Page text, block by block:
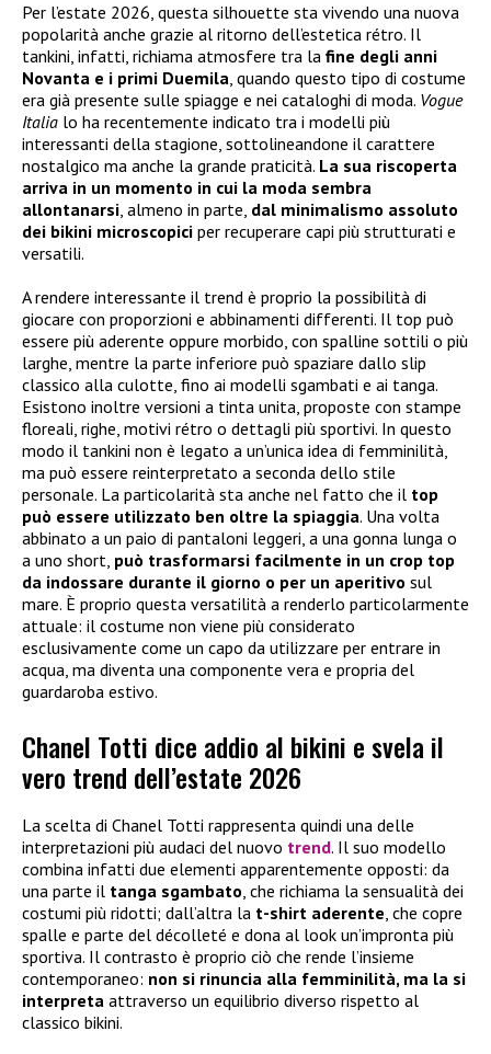
Per l’estate 2026, questa silhouette sta vivendo una nuova
popolarità anche grazie al ritorno dell’estetica rétro. Il
tankini, infatti, richiama atmosfere tra la fine degli anni
Novanta e i primi Duemila, quando questo tipo di costume
era già presente sulle spiagge e nei cataloghi di moda. Vogue
Italia lo ha recentemente indicato tra i modelli più
interessanti della stagione, sottolineandone il carattere
nostalgico ma anche la grande praticità. La sua riscoperta
arriva in un momento in cui la moda sembra
allontanarsi, almeno in parte, dal minimalismo assoluto
dei bikini microscopici per recuperare capi più strutturati e
versatili.
A rendere interessante il trend è proprio la possibilità di
giocare con proporzioni e abbinamenti differenti. Il top può
essere più aderente oppure morbido, con spalline sottili o più
larghe, mentre la parte inferiore può spaziare dallo slip
classico alla culotte, fino ai modelli sgambati e ai tanga.
Esistono inoltre versioni a tinta unita, proposte con stampe
floreali, righe, motivi rétro o dettagli più sportivi. In questo
modo il tankini non è legato a un’unica idea di femminilità,
ma può essere reinterpretato a seconda dello stile
personale. La particolarità sta anche nel fatto che il top
può essere utilizzato ben oltre la spiaggia. Una volta
abbinato a un paio di pantaloni leggeri, a una gonna lunga o
a uno short, può trasformarsi facilmente in un crop top
da indossare durante il giorno o per un aperitivo sul
mare. È proprio questa versatilità a renderlo particolarmente
attuale: il costume non viene più considerato
esclusivamente come un capo da utilizzare per entrare in
acqua, ma diventa una componente vera e propria del
guardaroba estivo.
Chanel Totti dice addio al bikini e svela il
vero trend dell’estate 2026
La scelta di Chanel Totti rappresenta quindi una delle
interpretazioni più audaci del nuovo trend. Il suo modello
combina infatti due elementi apparentemente opposti: da
una parte il tanga sgambato, che richiama la sensualità dei
costumi più ridotti; dall’altra la t-shirt aderente, che copre
spalle e parte del décolleté e dona al look un’impronta più
sportiva. Il contrasto è proprio ciò che rende l’insieme
contemporaneo: non si rinuncia alla femminilità, ma la si
interpreta attraverso un equilibrio diverso rispetto al
classico bikini.